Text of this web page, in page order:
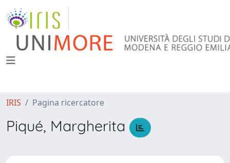
IRIS Pagina ricercatore
Piqué, Margherita